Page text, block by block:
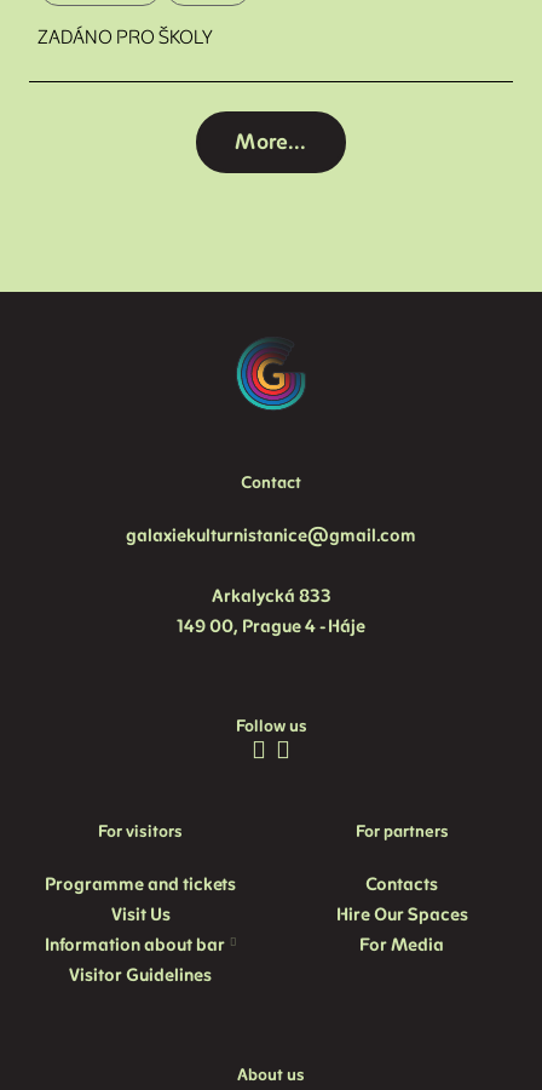
ZADÁNO PRO ŠKOLY
More...
Contact
galaxiekulturnistanice@gmail.com
Arkalycká 833
149 00, Prague 4 - Háje
Follow us
For visitors
Programme and tickets
Visit Us
Information about bar
Visitor Guidelines
For partners
Contacts
Hire Our Spaces
For Media
About us